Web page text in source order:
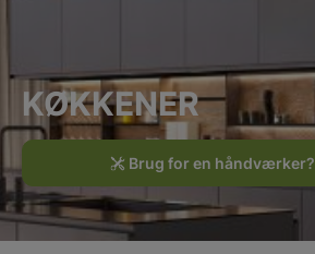
KØKKENER
Brug for en håndværker?